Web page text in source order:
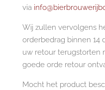
via
Wij zullen vervolgens
orderbedrag binnen 14
uw retour terugstorten
goede orde retour
Mocht het product